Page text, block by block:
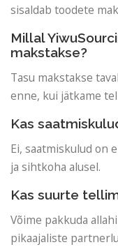
sisaldab toodete
Millal
makstakse?
Tasu makstakse
enne, kui jätkame
Kas
Ei, saatmiskulud on
ja sihtkoha alusel.
Kas suurte
Võime pakkuda
pikaajaliste